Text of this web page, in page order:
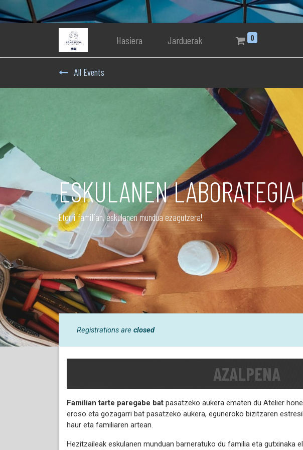
Hasiera Jarduerak 0
All Events
ESKULANEN
Etorri familian, eskulanen mundua ezagutzera!
Registrations are closed
AZALPENA
Familian tarte paregabe bat pasatzeko aukera ematen du Atelier
eroso eta gozagarri bat pasatzeko aukera, eguneroko bizitzaren
haur eta familiaren artean.
Hezitzaileak eskulanen munduan barneratuko du familia eta gutxinaka